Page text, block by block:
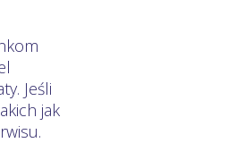
Jeśli
jak